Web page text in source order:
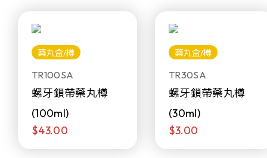
藥丸盒/樽
TR100SA
螺牙鎖帶藥丸樽
(100ml)
$43.00
藥丸盒/樽
TR30SA
螺牙鎖帶藥丸樽
(30ml)
$3.00